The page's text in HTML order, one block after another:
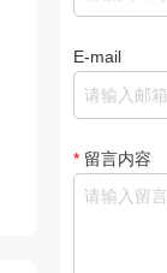
E-mail
* 留言内容